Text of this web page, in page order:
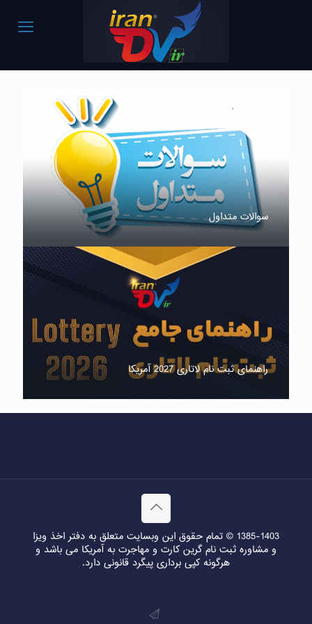
سوالات متداول
راهنمای ثبت نام لاتاری 2027 آمریکا
1385-1403 © تمام حقوق این وبسایت متعلق به دفتر اخذ ویزا
و مشاوره ثبت نام گرین کارت و مهاجرت به آمریکا می باشد و
هرگونه کپی برداری پیگرد قانونی دارد.